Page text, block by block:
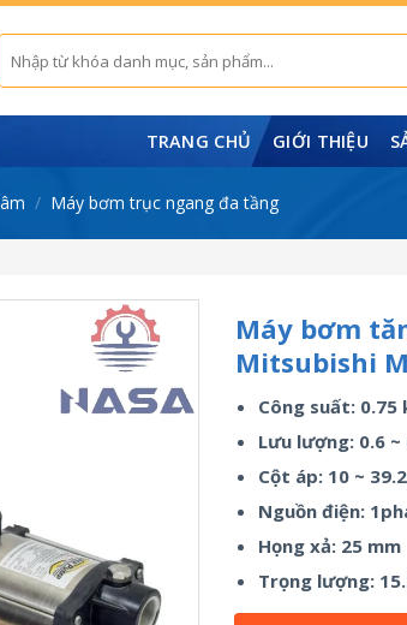
kiếm:
TRANG CHỦ GIỚI THIỆU
/ Máy bơm trục ngang đa tầng
Máy bơm
Mitsubishi
Công suất: 0.75
Lưu lượng: 0.6 ~
Cột áp: 10 ~
Nguồn điện:
Họng xả: 25 mm
Trọng lượng: